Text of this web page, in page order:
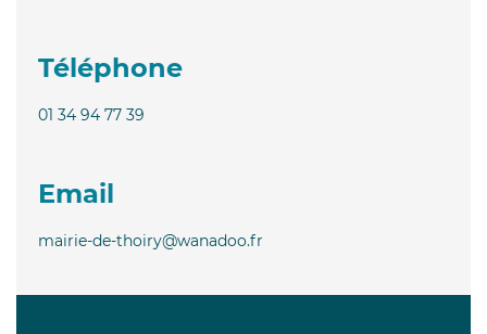
Téléphone
01 34 94 77 39
Email
mairie-de-thoiry@wanadoo.fr